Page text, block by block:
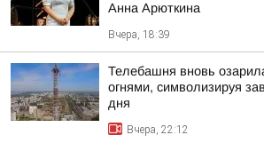
Анна Арюткина
Вчера, 18:39
Телебашня вновь
огнями, символизируя
дня
Вчера, 22:12